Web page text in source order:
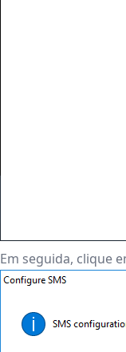
Em seguida, clique